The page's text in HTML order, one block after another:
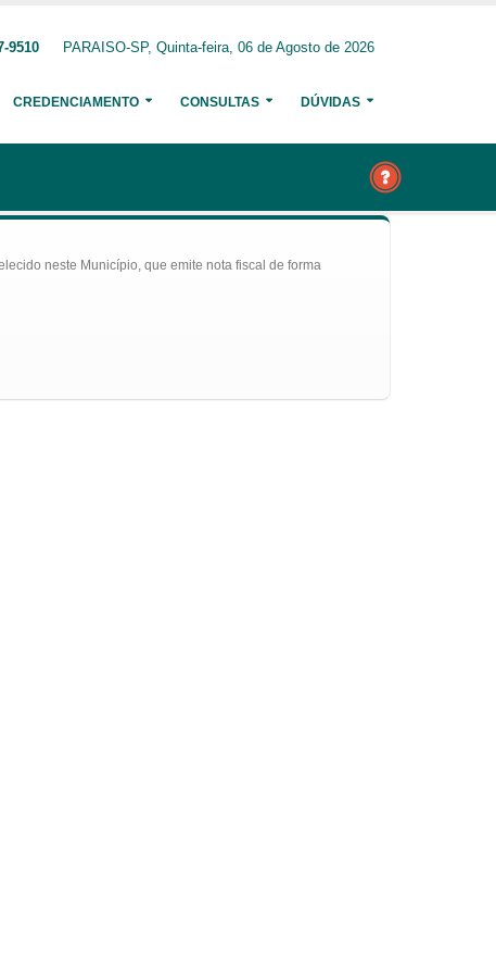
9510 PARAISO-SP, Quinta-feira, 06 de Agosto de 2026
CREDENCIAMENTO CONSULTAS DÚVIDAS
neste Município, que emite nota fiscal de forma